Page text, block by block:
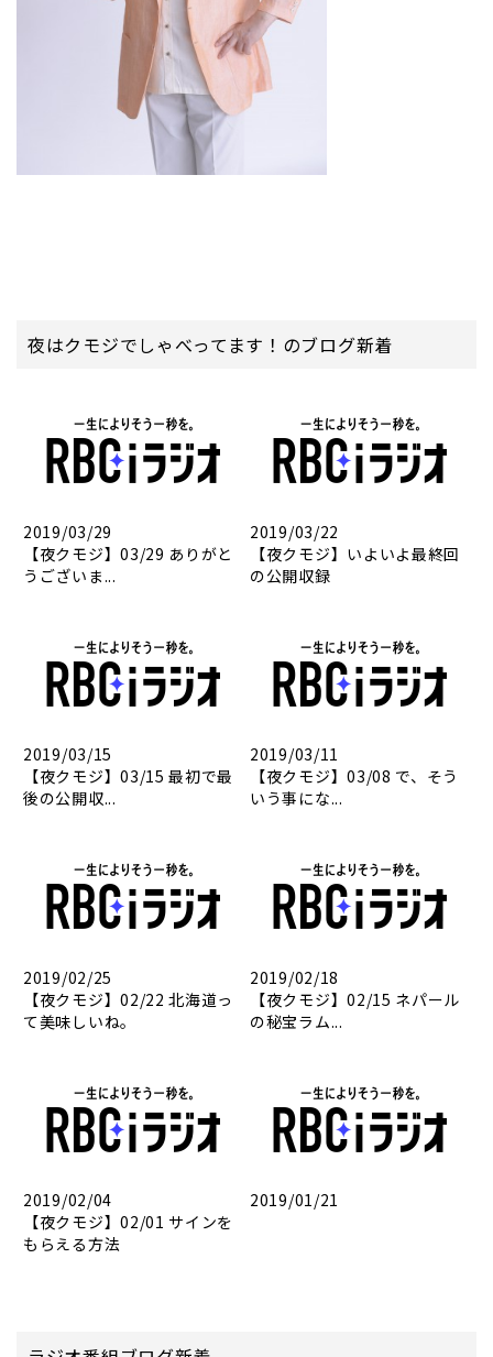
夜はクモジでしゃべってます！のブログ新着
2019/03/29
【夜クモジ】03/29 ありがと
うございま...
2019/03/22
【夜クモジ】いよいよ最終回
の公開収録
2019/03/15
【夜クモジ】03/15 最初で最
後の公開収...
2019/03/11
【夜クモジ】03/08 で、そう
いう事にな...
2019/02/25
【夜クモジ】02/22 北海道っ
て美味しいね。
2019/02/18
【夜クモジ】02/15 ネパール
の秘宝ラム...
2019/02/04
【夜クモジ】02/01 サインを
もらえる方法
2019/01/21